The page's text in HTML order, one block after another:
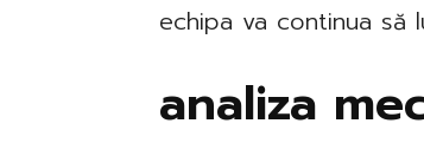
echipa va continua să
analiza